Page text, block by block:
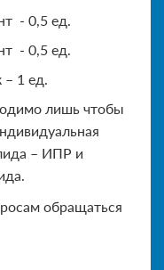
- 0,5 ед.
- 0,5 ед.
1 ед.
лишь чтобы
– ИПР и
обращаться